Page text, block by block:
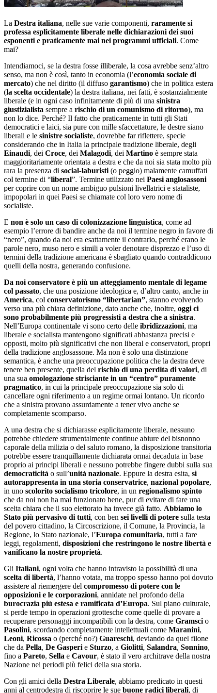
La Destra italiana, nelle sue varie componenti, raramente si
professa esplicitamente liberale nelle dichiarazioni dei suoi
esponenti e praticamente mai nei programmi ufficiali. Come
mai?
Intendiamoci, se la destra fosse illiberale, la cosa avrebbe senz’altro
senso, ma non è così, tanto in economia (l’economia sociale di
mercato) che nel diritto (il diffuso garantismo) che in politica estera
(la scelta occidentale) la destra italiana, nei fatti, è sostanzialmente
liberale (e in ogni caso infinitamente di più di una sinistra
giustizialista sempre a rischio di un comunismo di ritorno), ma
non lo dice. Perché? Il fatto che praticamente in tutti gli Stati
democratici e laici, sia pure con mille sfaccettature, le destre siano
liberali e le sinistre socialiste, dovrebbe far riflettere, specie
considerando che in Italia la principale tradizione liberale, degli
Einaudi, dei Croce, dei Malagodi, dei Martino è sempre stata
maggioritariamente orientata a destra e che da noi sia stata molto più
rara la presenza di social-laburisti (o peggio) malamente camuffati
col termine di “liberal”. Termine utilizzato nei Paesi anglosassoni
per coprire con un nome ambiguo pulsioni livellatrici e stataliste,
impopolari in quei Paesi se chiamate col loro vero nome di
socialiste.
E non è solo un caso di colonizzazione linguistica, come ad
esempio l’errore di bandire anche da noi il termine negro in favore di
“nero”, quando da noi era esattamente il contrario, perché erano le
parole nero, muso nero e simili a voler denotare disprezzo e l’uso di
termini della tradizione americana è sbagliato quando contraddicono
quelli della nostra, generando confusione.
Da noi conservatore è più un atteggiamento mentale di legame
col passato, che una posizione ideologica e, d’altro canto, anche in
America, col conservatorismo “libertarian”, stanno evolvendo
verso una più chiara definizione, dato anche che, inoltre, oggi ci
sono probabilmente più progressisti a destra che a sinistra.
Nell’Europa continentale vi sono certo delle ibridizzazioni, ma
liberale e socialista mantengono significati abbastanza precisi e
opposti, molto più significativi che non liberal e conservatori, propri
della tradizione anglosassone. Ma non è solo una distinzione
semantica, è anche una preoccupazione politica che la destra deve
tenere ben presente, quella del rischio di una perdita di valori, di
una sua omologazione strisciante in un “centro” puramente
pragmatico, in cui la principale preoccupazione sia solo di
cancellare ogni riferimento a un regime ormai lontano. Un ricordo
che a sinistra provano assurdamente a tener vivo anche se
completamente scomparso.
A una destra che si dichiarasse esplicitamente liberale, nessuno
potrebbe chiedere strumentalmente continue abiure del bisnonno
caporale della milizia o del saluto romano, la disposizione transitoria
potrebbe essere tranquillamente dichiarata ormai decaduta in base
proprio ai principi liberali e nessuno potrebbe fingere dubbi sulla sua
democraticità o sull’unità nazionale. Eppure la destra esita, si
autorappresenta in una storia conservatrice, nazional popolare,
in uno scolorito socialismo tricolore, in un regionalismo spinto
che da noi non ha mai funzionato bene, pur di evitare di fare una
scelta chiara che il suo elettorato ha invece già fatto. Abbiamo lo
Stato più pervasivo di tutti, con ben sei livelli di potere sulla testa
del povero cittadino, la Circoscrizione, il Comune, la Provincia, la
Regione, lo Stato nazionale, l’Europa comunitaria, tutti a fare
leggi, regolamenti, disposizioni che restringono le nostre libertà e
vanificano la nostre proprietà.
Gli Italiani, ogni volta che hanno intravisto la possibilità di una
scelta di libertà, l’hanno votata, ma troppo spesso hanno poi dovuto
assistere al riemergere del compromesso di potere con le
opposizioni e le corporazioni, annidate nel profondo della
burocrazia più estesa e ramificata d’Europa. Sul piano culturale,
si perde tempo in operazioni grottesche come quelle di provare a
recuperare personaggi incompatibili con la destra, come Gramsci o
Pasolini, scordando completamente intellettuali come Maranini,
Leoni, Ricossa o (perché no?) Guareschi, deviando da quel filone
che da Pella, De Gasperi e Sturzo, a Giolitti, Salandra, Sonnino,
fino a Pareto, Sella e Cavour, è stato il vero architrave della nostra
Nazione nei periodi più felici della sua storia.
Con gli amici della Destra Liberale, abbiamo predicato in questi
anni al centrodestra di riscoprire le sue buone radici liberali, di